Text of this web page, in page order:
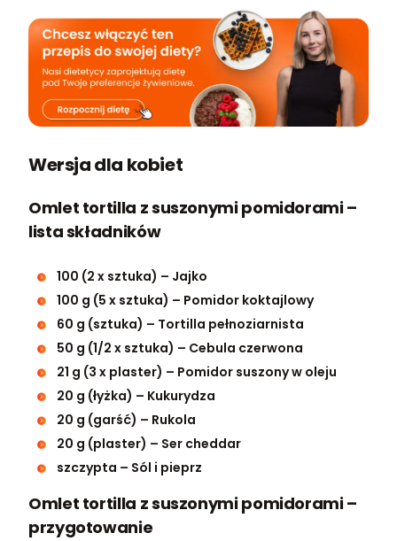
Wersja dla kobiet
Omlet tortilla z suszonymi pomidorami –
lista składników
100 (2 x sztuka) – Jajko
100 g (5 x sztuka) – Pomidor koktajlowy
60 g (sztuka) – Tortilla pełnoziarnista
50 g (1/2 x sztuka) – Cebula czerwona
21 g (3 x plaster) – Pomidor suszony w oleju
20 g (łyżka) – Kukurydza
20 g (garść) – Rukola
20 g (plaster) – Ser cheddar
szczypta – Sól i pieprz
Omlet tortilla z suszonymi pomidorami –
przygotowanie